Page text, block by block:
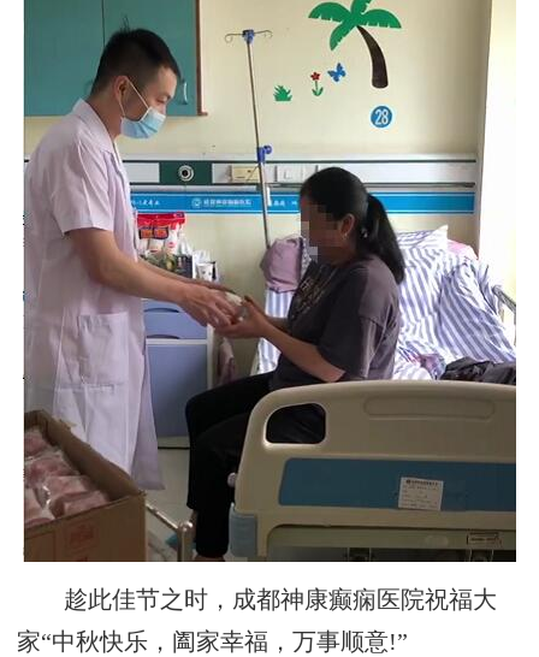
趁此佳节之时，成都神康癫痫医院祝福大
家“中秋快乐，阖家幸福，万事顺意!”